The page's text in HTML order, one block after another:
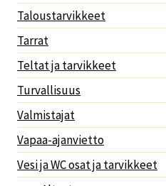
Taloustarvikkeet
Tarrat
Teltat ja tarvikkeet
Turvallisuus
Valmistajat
Vapaa-ajanvietto
Vesi ja WC osat ja tarvikkeet